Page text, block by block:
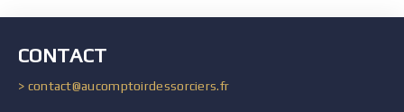
CONTACT
> contact@aucomptoirdessorciers.fr